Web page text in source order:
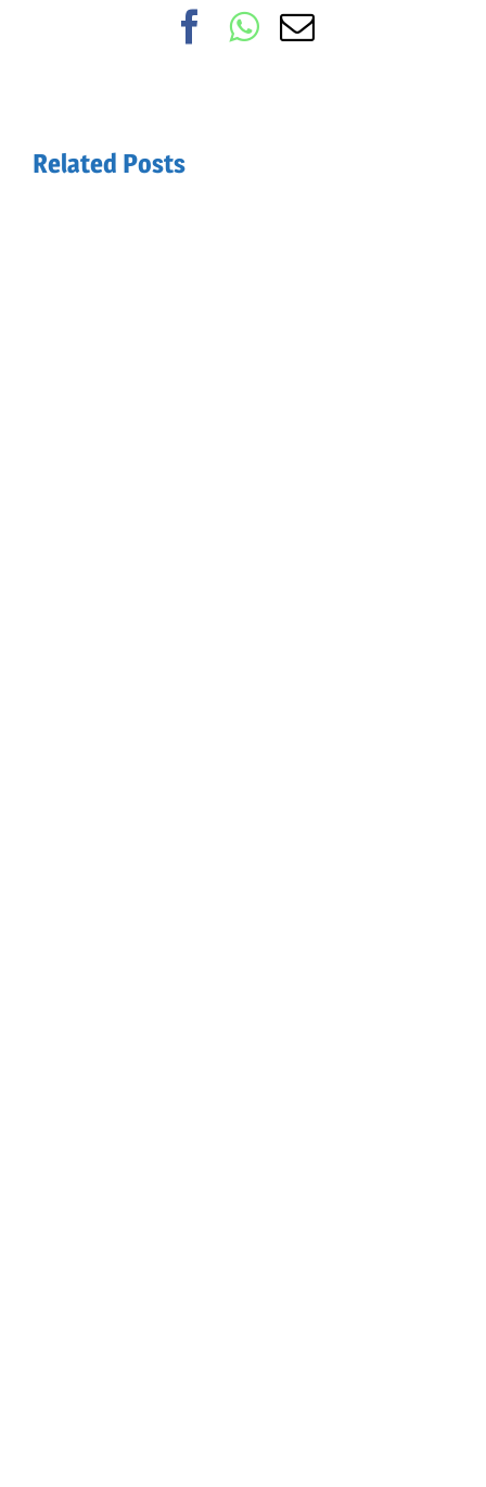
Facebook
WhatsApp
Email
Related Posts